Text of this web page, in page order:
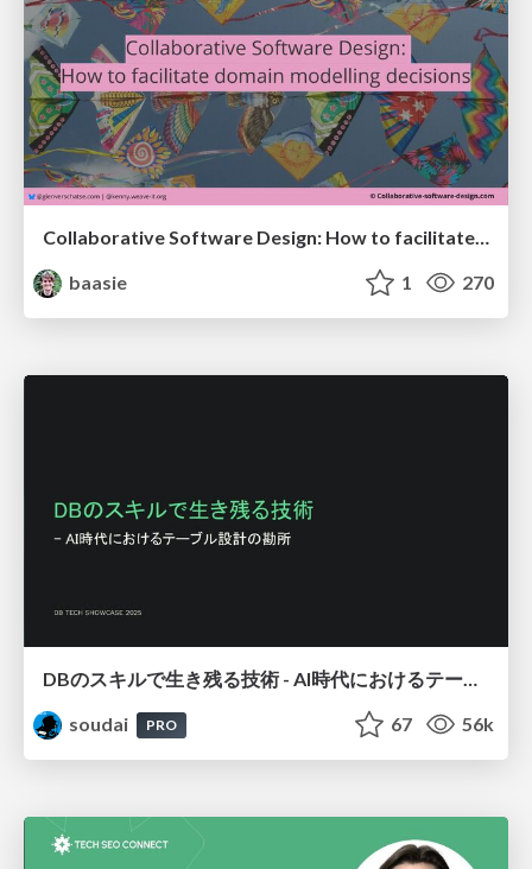
baasie
1 270
DBのスキルで生き残る技術 - AI時代におけるテーブル設計の勘所
soudai
PRO 67 56k